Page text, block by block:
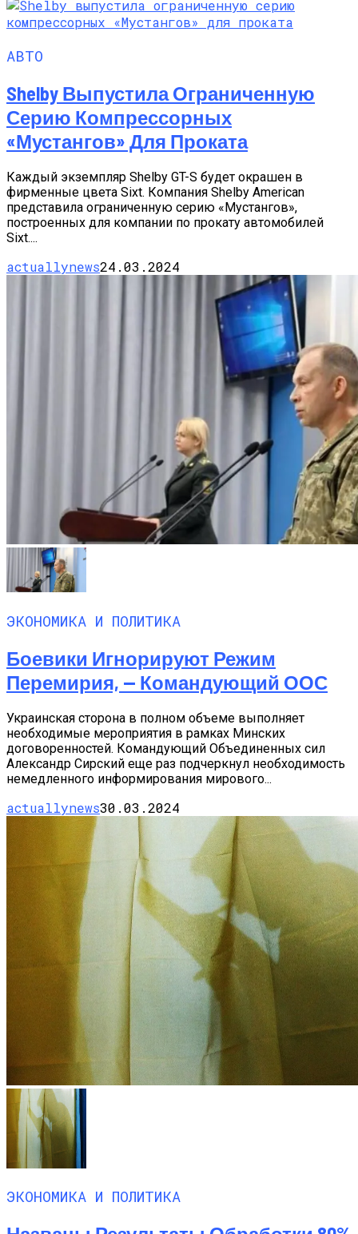
АВТО
Shelby Выпустила Ограниченную
Серию Компрессорных
«Мустангов» Для Проката
Каждый экземпляр Shelby GT-S будет окрашен в
фирменные цвета Sixt. Компания Shelby American
представила ограниченную серию «Мустангов»,
построенных для компании по прокату автомобилей
Sixt....
actuallynews24.03.2024
ЭКОНОМИКА И ПОЛИТИКА
Боевики Игнорируют Режим
Перемирия, — Командующий ООС
Украинская сторона в полном объеме выполняет
необходимые мероприятия в рамках Минских
договоренностей. Командующий Объединенных сил
Александр Сирский еще раз подчеркнул необходимость
немедленного информирования мирового...
actuallynews30.03.2024
ЭКОНОМИКА И ПОЛИТИКА